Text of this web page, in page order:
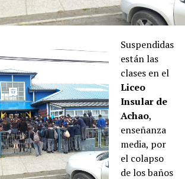
Suspendidas
están las
clases en el
Liceo
Insular de
Achao,
enseñanza
media, por
el colapso
de los baños